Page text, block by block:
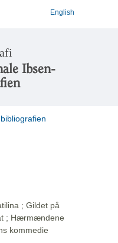
English
Ibsen-
; Gildet på
; Hærmændene
kommedie